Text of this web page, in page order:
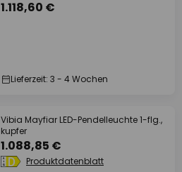
1.118,60 €
Lieferzeit: 3 - 4 Wochen
Vibia Mayfiar LED-Pendelleuchte 1-flg.,
kupfer
1.088,85 €
Produktdatenblatt